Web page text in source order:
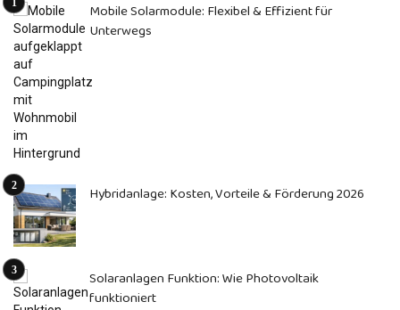
Mobile Solarmodule: Flexibel & Effizient für
Unterwegs
Hybridanlage: Kosten, Vorteile & Förderung 2026
Solaranlagen Funktion: Wie Photovoltaik
funktioniert